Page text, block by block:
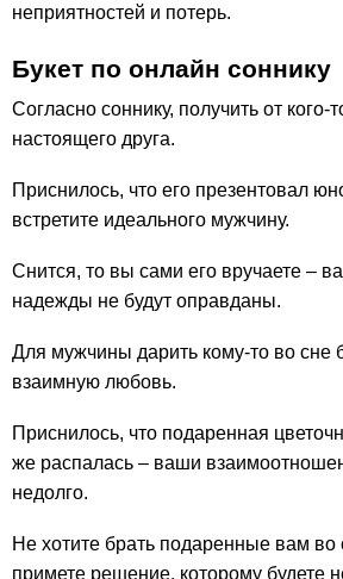
неприятностей и потерь.
Букет по онлайн соннику
Согласно соннику, получить от кого-
настоящего друга.
Приснилось, что его презентовал
встретите идеального мужчину.
Снится, то вы сами его вручаете –
надежды не будут оправданы.
Для мужчины дарить кому-то во сне
взаимную любовь.
Приснилось, что подаренная
же распалась – ваши
недолго.
Не хотите брать подаренные вам во
примете решение, которому будете